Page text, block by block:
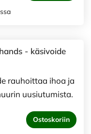
- käsivoide
rauhoittaa ihoa ja
uusiutumista.
Ostoskoriin